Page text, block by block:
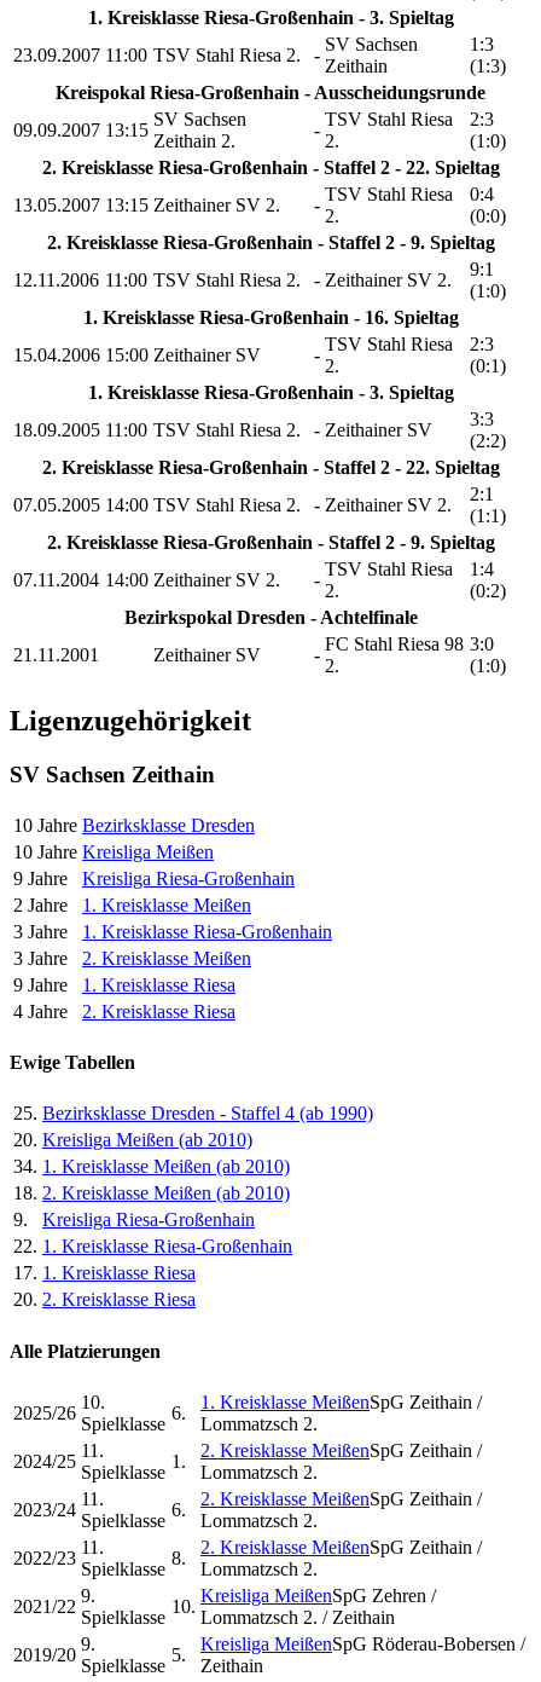
1. Kreisklasse Riesa-Großenhain - 3. Spieltag
23.09.2007 11:00 TSV Stahl Riesa 2. -
SV Sachsen
Zeithain
1:3
(1:3)
Kreispokal Riesa-Großenhain - Ausscheidungsrunde
09.09.2007 13:15
SV Sachsen
Zeithain 2.
-
TSV Stahl Riesa
2.
2:3
(1:0)
2. Kreisklasse Riesa-Großenhain - Staffel 2 - 22. Spieltag
13.05.2007 13:15 Zeithainer SV 2. -
TSV Stahl Riesa
2.
0:4
(0:0)
2. Kreisklasse Riesa-Großenhain - Staffel 2 - 9. Spieltag
12.11.2006 11:00 TSV Stahl Riesa 2. - Zeithainer SV 2.
9:1
(1:0)
1. Kreisklasse Riesa-Großenhain - 16. Spieltag
15.04.2006 15:00 Zeithainer SV -
TSV Stahl Riesa
2.
2:3
(0:1)
1. Kreisklasse Riesa-Großenhain - 3. Spieltag
18.09.2005 11:00 TSV Stahl Riesa 2. - Zeithainer SV
3:3
(2:2)
2. Kreisklasse Riesa-Großenhain - Staffel 2 - 22. Spieltag
07.05.2005 14:00 TSV Stahl Riesa 2. - Zeithainer SV 2.
2:1
(1:1)
2. Kreisklasse Riesa-Großenhain - Staffel 2 - 9. Spieltag
07.11.2004 14:00 Zeithainer SV 2. -
TSV Stahl Riesa
2.
1:4
(0:2)
Bezirkspokal Dresden - Achtelfinale
21.11.2001
Zeithainer SV -
FC Stahl Riesa 98
2.
3:0
(1:0)
Ligenzugehörigkeit
SV Sachsen Zeithain
10 Jahre Bezirksklasse Dresden
10 Jahre Kreisliga Meißen
9 Jahre
Kreisliga Riesa-Großenhain
2 Jahre
1. Kreisklasse Meißen
3 Jahre
1. Kreisklasse Riesa-Großenhain
3 Jahre
2. Kreisklasse Meißen
9 Jahre
1. Kreisklasse Riesa
4 Jahre
2. Kreisklasse Riesa
Ewige Tabellen
25. Bezirksklasse Dresden - Staffel 4 (ab 1990)
20. Kreisliga Meißen (ab 2010)
34. 1. Kreisklasse Meißen (ab 2010)
18. 2. Kreisklasse Meißen (ab 2010)
9.
Kreisliga Riesa-Großenhain
22. 1. Kreisklasse Riesa-Großenhain
17. 1. Kreisklasse Riesa
20. 2. Kreisklasse Riesa
Alle Platzierungen
2025/26
10.
Spielklasse
6.
1. Kreisklasse MeißenSpG Zeithain /
Lommatzsch 2.
2024/25
11.
Spielklasse
1.
2. Kreisklasse MeißenSpG Zeithain /
Lommatzsch 2.
2023/24
11.
Spielklasse
6.
2. Kreisklasse MeißenSpG Zeithain /
Lommatzsch 2.
2022/23
11.
Spielklasse
8.
2. Kreisklasse MeißenSpG Zeithain /
Lommatzsch 2.
2021/22
9.
Spielklasse
10.
Kreisliga MeißenSpG Zehren /
Lommatzsch 2. / Zeithain
2019/20
9.
Spielklasse
5.
Kreisliga MeißenSpG Röderau-Bobersen /
Zeithain